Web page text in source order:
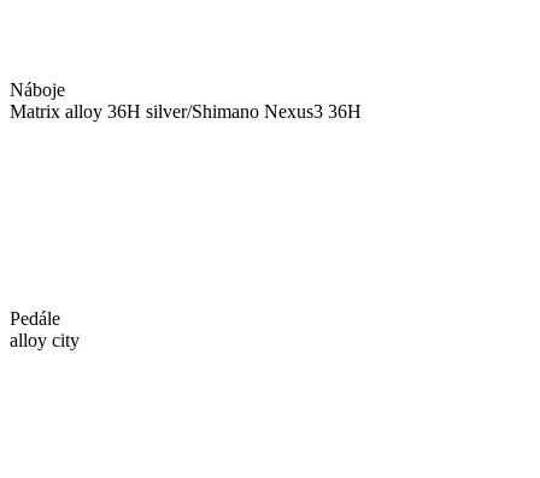
Náboje
Matrix alloy 36H silver/Shimano Nexus3 36H
Pedále
alloy city